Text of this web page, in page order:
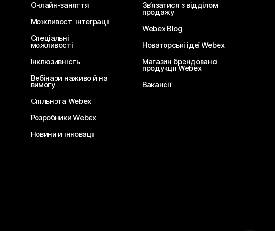
Онлайн-заняття
Можливості інтеграції
Спеціальні
можливості
Інклюзивність
Вебінари наживо й на
вимогу
Спільнота Webex
Розробники Webex
Новини й інновації
Зв’язатися з відділом
продажу
Webex Blog
Новаторські ідеї Webex
Магазин брендованої
продукції Webex
Вакансії